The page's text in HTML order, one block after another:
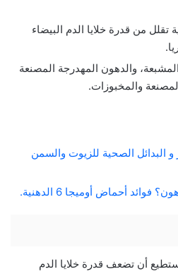
تقلل من قدرة خلايا الدم البيضاء
والدهون المهدرجة المصنعة
والمخبوزات.
البدائل الصحية للزيوت والسمن
أحماض أوميجا 6 الدهنية.
أن تضعف قدرة خلايا الدم